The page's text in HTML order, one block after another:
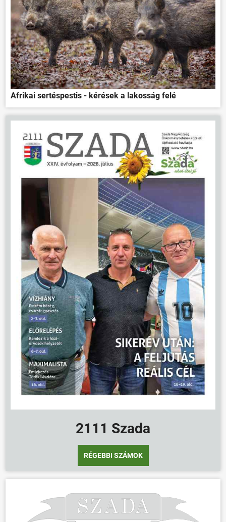
ÖNKORMÁNYZAT
ÜGYINTÉZÉS
KÖZÖSSÉG
HÍREK
VÁLASZTÁSOK
Afrikai sertéspestis - kérések a lakosság felé
2111 Szada
RÉGEBBI SZÁMOK